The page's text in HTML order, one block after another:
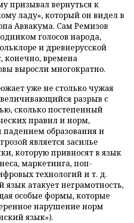
призывал вернуться к
ладу», который он видел в
Аввакума. Сам Ремизов
голосов народа,
и древнерусской
конечно, времена
выросли многократно.
уже не столько чужая
разрыв с
сколько постепенный
правил и норм,
образования и
является засилье
которую привносят в язык
маркетинга, поп-
технологий и т. д.
язык атакует неграмотность,
особые формы, которые
нарушение норм
язык»).